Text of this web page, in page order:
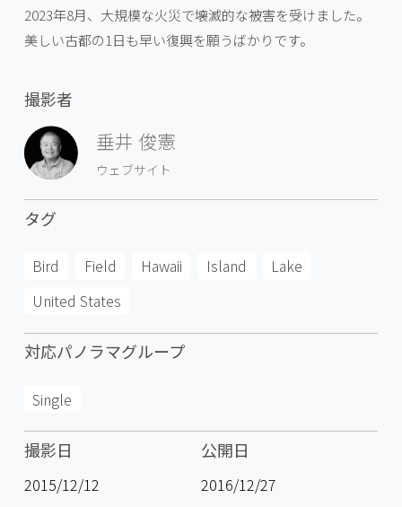
2023年8月、大規模な火災で壊滅的な被害を受けました。
美しい古都の1日も早い復興を願うばかりです。
撮影者
垂井 俊憲
ウェブサイト
タグ
Bird Field Hawaii Island
Lake
United States
対応パノラマグループ
Single
撮影日
2015/12/12
公開日
2016/12/27